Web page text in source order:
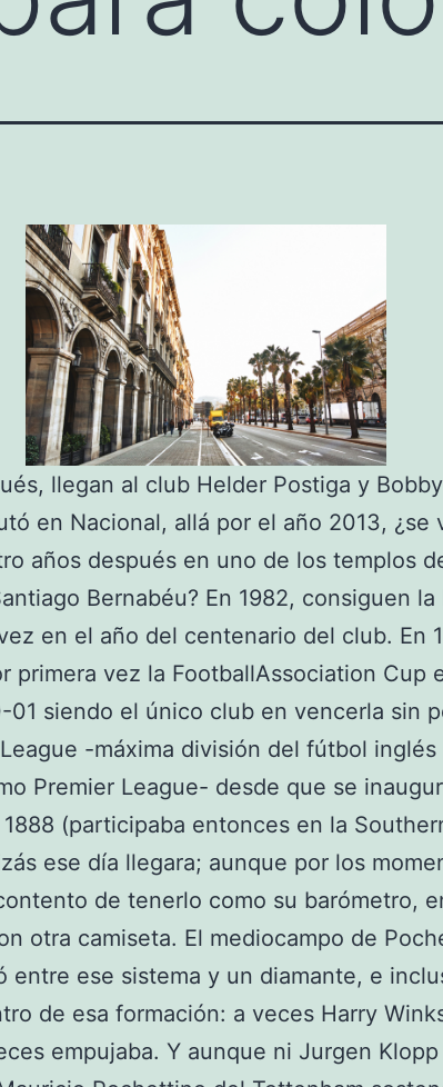
llegan al club Helder Postiga y
en Nacional, allá por el año 2013, ¿se
años después en uno de los templos
Bernabéu? En 1982, consiguen la
en el año del centenario del club. En
primera vez la FootballAssociation Cup
01 siendo el único club en vencerla sin
-máxima división del fútbol inglés
Premier League- desde que se
(participaba entonces en la
ese día llegara; aunque por los
de tenerlo como su barómetro,
otra camiseta. El mediocampo de
entre ese sistema y un diamante, e
de esa formación: a veces Harry
empujaba. Y aunque ni Jurgen